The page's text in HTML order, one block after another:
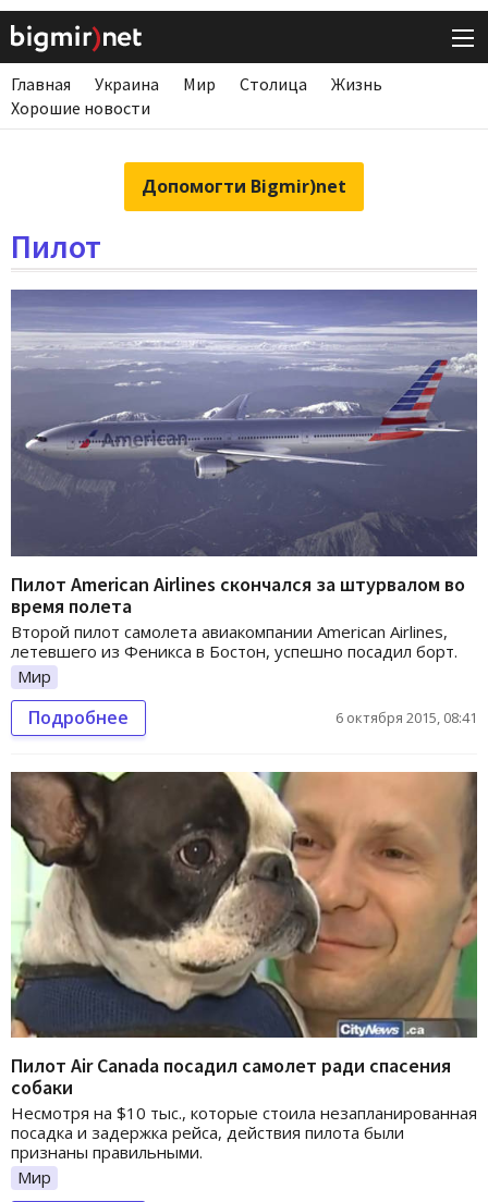
Главная Украина Мир Столица
Жизнь
Хорошие новости
Допомогти Bigmir)net
Пилот
Пилот American Airlines скончался за штурвалом во
время полета
Второй пилот самолета авиакомпании American Airlines,
летевшего из Феникса в Бостон, успешно посадил борт.
Мир
Подробнее 6 октября 2015, 08:41
Пилот Air Canada посадил самолет ради спасения
собаки
Несмотря на $10 тыс., которые стоила незапланированная
посадка и задержка рейса, действия пилота были
признаны правильными.
Мир